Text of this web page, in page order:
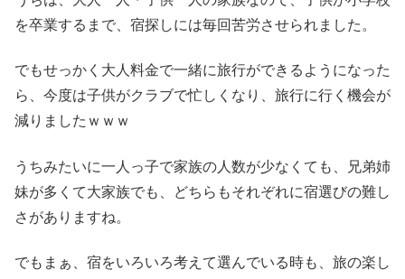
を卒業するまで、宿探しには毎回苦労させられました。
でもせっかく大人料金で一緒に旅行ができるようになった
ら、今度は子供がクラブで忙しくなり、旅行に行く機会が
減りましたｗｗｗ
うちみたいに一人っ子で家族の人数が少なくても、兄弟姉
妹が多くて大家族でも、どちらもそれぞれに宿選びの難し
さがありますね。
でもまぁ、宿をいろいろ考えて選んでいる時も、旅の楽し